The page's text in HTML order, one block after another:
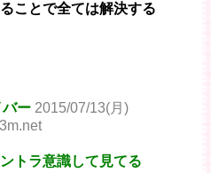
ことで全ては解決する
ー 2015/07/13(月)
トラ意識して見てる